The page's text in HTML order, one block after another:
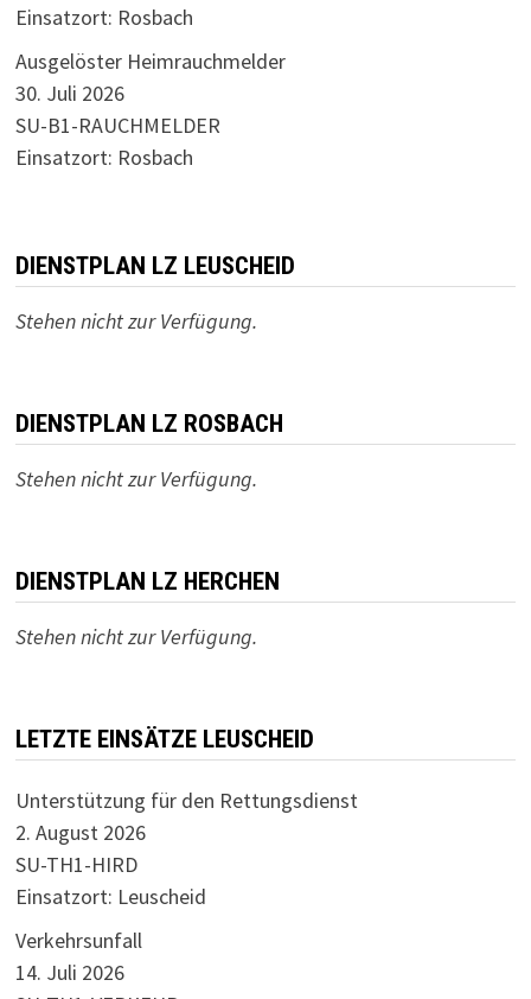
Einsatzort: Rosbach
Ausgelöster Heimrauchmelder
30. Juli 2026
SU-B1-RAUCHMELDER
Einsatzort: Rosbach
DIENSTPLAN LZ LEUSCHEID
Stehen nicht zur Verfügung.
DIENSTPLAN LZ ROSBACH
Stehen nicht zur Verfügung.
DIENSTPLAN LZ HERCHEN
Stehen nicht zur Verfügung.
LETZTE EINSÄTZE LEUSCHEID
Unterstützung für den Rettungsdienst
2. August 2026
SU-TH1-HIRD
Einsatzort: Leuscheid
Verkehrsunfall
14. Juli 2026